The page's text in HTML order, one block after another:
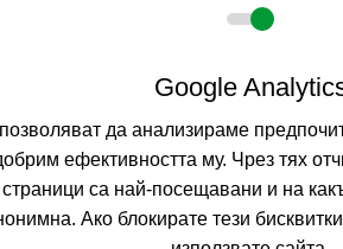
Google
да анализираме
ефективността му. Чрез тях
страници са най-посещавани и на
Ако блокирате тези